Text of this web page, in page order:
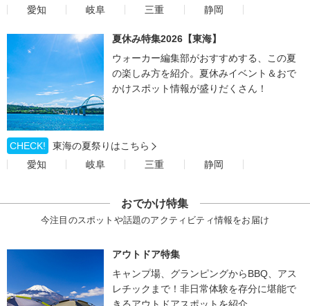
愛知
岐阜 三重 静岡
夏休み特集2026【東海】
ウォーカー編集部がおすすめする、この夏
の楽しみ方を紹介。夏休みイベント＆おで
かけスポット情報が盛りだくさん！
CHECK!
東海の夏祭りはこちら
愛知
岐阜 三重 静岡
おでかけ特集
今注目のスポットや話題のアクティビティ情報をお届け
アウトドア特集
キャンプ場、グランピングからBBQ、アス
レチックまで！非日常体験を存分に堪能で